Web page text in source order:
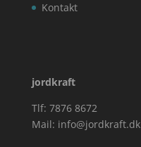
Kontakt
jordkraft
Tlf: 7876 8672
Mail: info@jordkraft.dk